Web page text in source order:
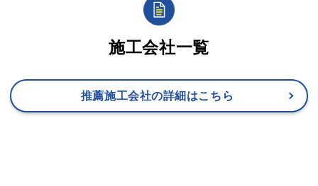
施工会社一覧
推薦施工会社の詳細はこちら